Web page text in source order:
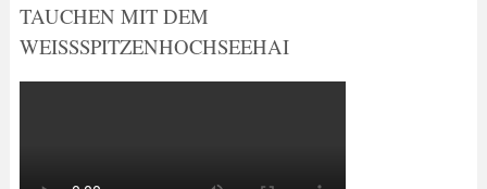
TAUCHEN MIT DEM
WEISSSPITZENHOCHSEEHAI